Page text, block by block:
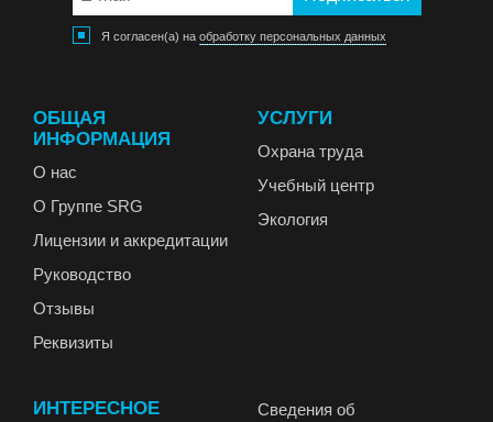
Я согласен(а) на обработку персональных данных
ОБЩАЯ
ИНФОРМАЦИЯ
О нас
О Группе SRG
Лицензии и аккредитации
Руководство
Отзывы
Реквизиты
УСЛУГИ
Охрана труда
Учебный центр
Экология
ИНТЕРЕСНОЕ
Сведения об